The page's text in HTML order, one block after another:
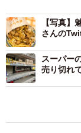
スーパー
売り切れ